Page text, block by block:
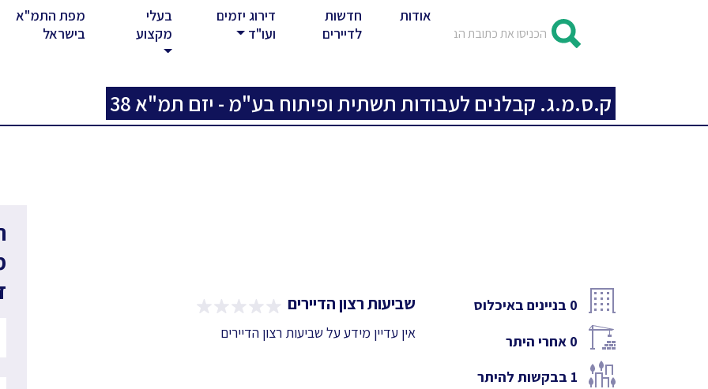
מפת התמ"א
בישראל
בעלי
מקצוע
דירוג יזמים
ועו"ד
חדשות
לדיירים
אודות
ק.ס.מ.ג. קבלנים לעבודות תשתית ופיתוח בע"מ - יזם תמ"א 38
0 בניינים באיכלוס
0 אחרי היתר
1 בבקשות להיתר
שביעות רצון הדיירים
אין עדיין מידע על שביעות רצון הדיירים